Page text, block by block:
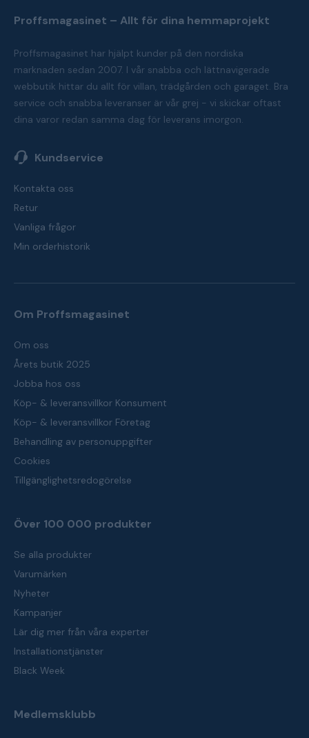
Proffsmagasinet – Allt för dina hemmaprojekt
Proffsmagasinet har hjälpt kunder på den nordiska
marknaden sedan 2007. I vår snabba och lättnavigerade
webbutik hittar du allt för villan, trädgården och garaget. Bra
service och snabba leveranser är vår grej - vi skickar oftast
dina varor redan samma dag för leverans imorgon.
Kundservice
Kontakta oss
Retur
Vanliga frågor
Min orderhistorik
Om Proffsmagasinet
Om oss
Årets butik 2025
Jobba hos oss
Köp- & leveransvillkor Konsument
Köp- & leveransvillkor Företag
Behandling av personuppgifter
Cookies
Tillgänglighetsredogörelse
Över 100 000 produkter
Se alla produkter
Varumärken
Nyheter
Kampanjer
Lär dig mer från våra experter
Installationstjänster
Black Week
Medlemsklubb